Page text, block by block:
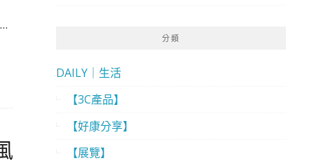
分類
DAILY｜生活
【3C產品】
【好康分享】
【展覽】